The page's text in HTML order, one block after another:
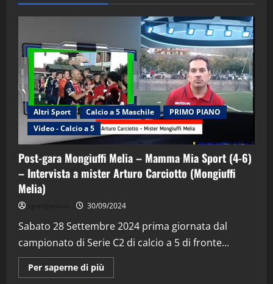
Altri Sport Calcio a 5 Maschile
PRIMO PIANO
Video - Calcio a 5
Post-gara Mongiuffi Melia – Mamma Mia Sport (4-6)
– Intervista a mister Arturo Carciotto (Mongiuffi
Melia)
30/09/2024
Sabato 28 Settembre 2024 prima giornata dal
campionato di Serie C2 di calcio a 5 di fronte...
Per saperne di più
informazioni
2
“SportEmpire” in Podcast: 29^ Puntata
(Martedi 28 Aprile 2026)
28/04/2026
"SportEmpire" in Podcast